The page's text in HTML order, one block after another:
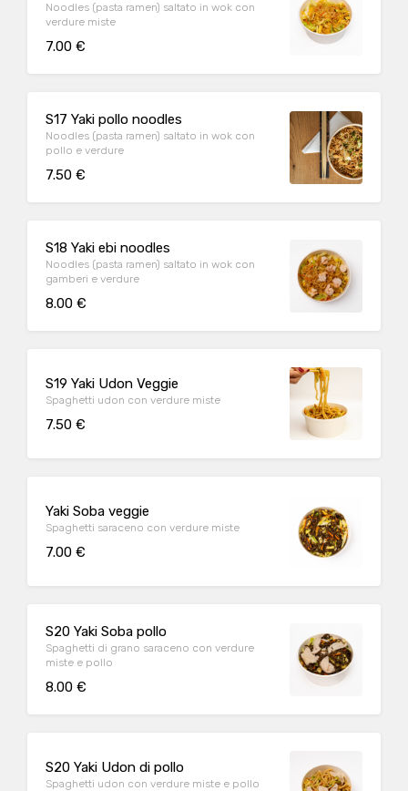
Noodles (pasta ramen) saltato in wok con
verdure miste
7.00 €
S17 Yaki pollo noodles
Noodles (pasta ramen) saltato in wok con
pollo e verdure
7.50 €
S18 Yaki ebi noodles
Noodles (pasta ramen) saltato in wok con
gamberi e verdure
8.00 €
S19 Yaki Udon Veggie
Spaghetti udon con verdure miste
7.50 €
Yaki Soba veggie
Spaghetti saraceno con verdure miste
7.00 €
S20 Yaki Soba pollo
Spaghetti di grano saraceno con verdure
miste e pollo
8.00 €
S20 Yaki Udon di pollo
Spaghetti udon con verdure miste e pollo